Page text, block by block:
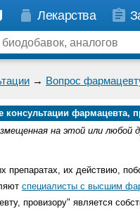
Лекарства
→ Вопрос
консультации фармацевта,
на этой или
препаратах, их действию,
специалисты с высшим
провизору" является